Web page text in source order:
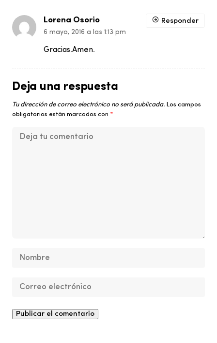
Lorena Osorio
6 mayo, 2016 a las 1:13 pm
Gracias.Amen.
Responder
Deja una respuesta
Tu dirección de correo electrónico no será publicada. Los campos
obligatorios están marcados con *